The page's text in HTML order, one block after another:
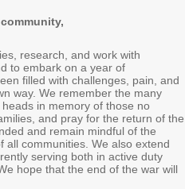
research, and work with
to embark on a year of
filled with challenges, pain, and
way. We remember the many
in memory of those no
and pray for the return of the
and remain mindful of the
all communities. We also extend
serving both in active duty
hope that the end of the war will